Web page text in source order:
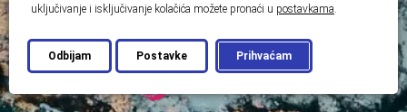
uključivanje i isključivanje kolačića možete pronaći u postavkama.
Prihvaćam
Odbijam Postavke